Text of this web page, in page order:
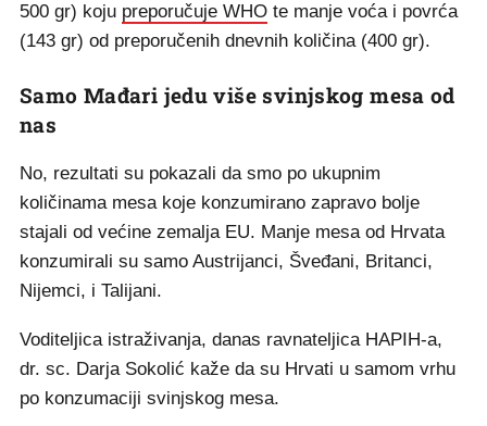
500 gr) koju preporučuje WHO te manje voća i povrća
(143 gr) od preporučenih dnevnih količina (400 gr).
Samo Mađari jedu više svinjskog mesa od
nas
No, rezultati su pokazali da smo po ukupnim
količinama mesa koje konzumirano zapravo bolje
stajali od većine zemalja EU. Manje mesa od Hrvata
konzumirali su samo Austrijanci, Šveđani, Britanci,
Nijemci, i Talijani.
Voditeljica istraživanja, danas ravnateljica HAPIH-a,
dr. sc. Darja Sokolić kaže da su Hrvati u samom vrhu
po konzumaciji svinjskog mesa.